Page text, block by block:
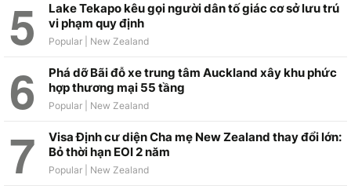
Lake Tekapo kêu gọi người dân tố giác cơ sở lưu trú
vi phạm quy định
Phá dỡ Bãi đỗ xe trung tâm Auckland xây khu phức
hợp thương mại 55 tầng
Visa Định cư diện Cha mẹ New Zealand thay đổi lớn:
Bỏ thời hạn EOI 2 năm